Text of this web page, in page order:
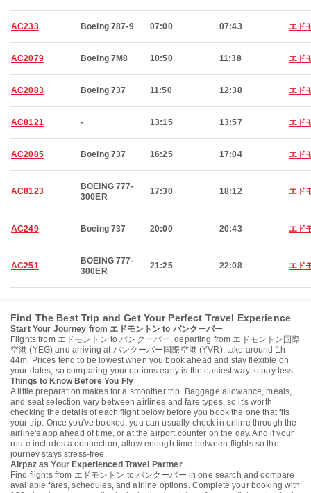
AC233 Boeing 787-9 07:00 07:43 エド
AC2079 Boeing 7M8 10:50 11:38 エド
AC2083 Boeing 737 11:50 12:38 エド
AC8121 - 13:15 13:57 エド
AC2085 Boeing 737 16:25 17:04 エド
AC8123
BOEING 777-
300ER
17:30 18:12 エド
AC249 Boeing 737 20:00 20:43 エド
AC251
BOEING 777-
300ER
21:25 22:08 エド
Find The Best Trip and Get Your Perfect Travel Experience
Start Your Journey from エドモントン to バンクーバー
Flights from エドモントン to バンクーバー, departing from エドモントン国際
空港 (YEG) and arriving at バンクーバー国際空港 (YVR), take around 1h
44m. Prices tend to be lowest when you book ahead and stay flexible on
your dates, so comparing your options early is the easiest way to pay less.
Things to Know Before You Fly
A little preparation makes for a smoother trip. Baggage allowance, meals,
and seat selection vary between airlines and fare types, so it's worth
checking the details of each flight below before you book the one that fits
your trip. Once you've booked, you can usually check in online through the
airline's app ahead of time, or at the airport counter on the day. And if your
route includes a connection, allow enough time between flights so the
journey stays stress-free.
Airpaz as Your Experienced Travel Partner
Find flights from エドモントン to バンクーバー in one search and compare
available fares, schedules, and airline options. Complete your booking with